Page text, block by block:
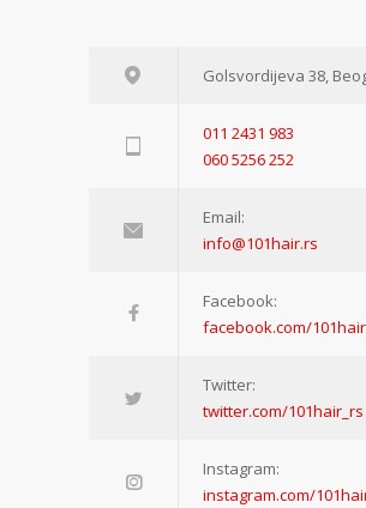
Golsvordijeva 38,
011 2431 983
060 5256 252
Email:
info@101hair.rs
Facebook:
facebook.com/
Twitter:
twitter.com/101hair_rs
Instagram:
instagram.com/